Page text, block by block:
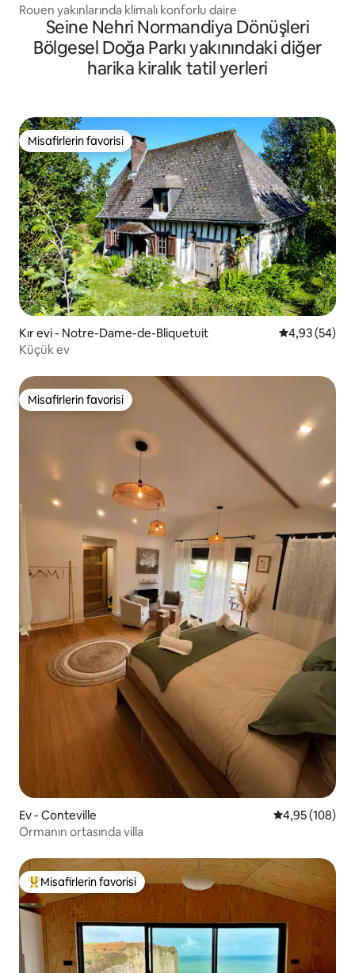
Rouen yakınlarında klimalı konforlu daire
Seine Nehri Normandiya Dönüşleri
Bölgesel Doğa Parkı yakınındaki diğer
harika kiralık tatil yerleri
Misafirlerin favorisi
Misafirlerin favorisi
Kır evi - Notre-Dame-de-Bliquetuit 5 üzerinden
4,93 (54)
Küçük ev
Misafirlerin favorisi
Misafirlerin favorisi
Ev - Conteville 5 üzerinden
4,95 (108)
Ormanın ortasında villa
Misafirlerin favorilerinden en beğenilenler arasında
Misafirlerin favorisi